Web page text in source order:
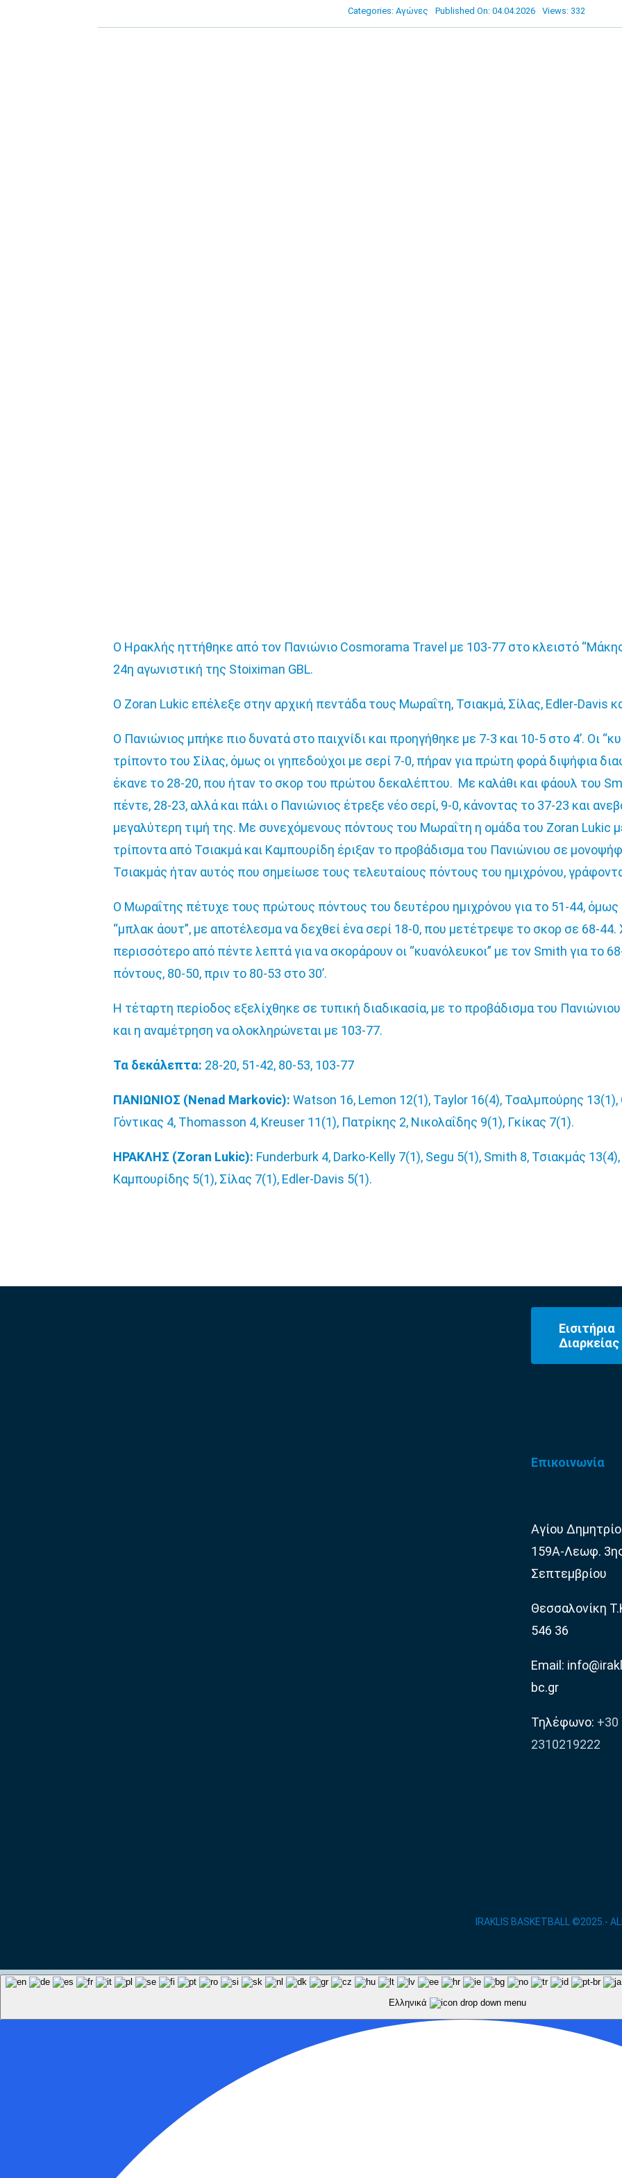
Categories: Αγώνες Published On: 04.04.2026 Views: 332
Ο Ηρακλής ηττήθηκε από τον Πανιώνιο Cosmorama Travel με 103-77 στο κλειστό
24η αγωνιστική της Stoiximan GBL.
Ο Zoran Lukic επέλεξε στην αρχική πεντάδα τους Μωραΐτη, Τσιακμά, Σίλας, Edler-Davis
Ο Πανιώνιος μπήκε πιο δυνατά στο παιχνίδι και προηγήθηκε με 7-3 και 10-5 στο 4’. Οι
τρίποντο του Σίλας, όμως οι γηπεδούχοι με σερί 7-0, πήραν για πρώτη φορά διψήφια
έκανε το 28-20, που ήταν το σκορ του πρώτου δεκαλέπτου. Με καλάθι και φάουλ του
πέντε, 28-23, αλλά και πάλι ο Πανιώνιος έτρεξε νέο σερί, 9-0, κάνοντας το 37-23 και
μεγαλύτερη τιμή της. Με συνεχόμενους πόντους του Μωραΐτη η ομάδα του Zoran Lukic
τρίποντα από Τσιακμά και Καμπουρίδη έριξαν το προβάδισμα του Πανιώνιου σε
Τσιακμάς ήταν αυτός που σημείωσε τους τελευταίους πόντους του ημιχρόνου,
Ο Μωραΐτης πέτυχε τους πρώτους πόντους του δευτέρου ημιχρόνου για το 51-44,
“μπλακ άουτ”, με αποτέλεσμα να δεχθεί ένα σερί 18-0, που μετέτρεψε το σκορ σε 68-
περισσότερο από πέντε λεπτά για να σκοράρουν οι “κυανόλευκοι” με τον Smith για το
πόντους, 80-50, πριν το 80-53 στο 30’.
Η τέταρτη περίοδος εξελίχθηκε σε τυπική διαδικασία, με το προβάδισμα του
και η αναμέτρηση να ολοκληρώνεται με 103-77.
Τα δεκάλεπτα: 28-20, 51-42, 80-53, 103-77
ΠΑΝΙΩΝΙΟΣ (Nenad Markovic): Watson 16, Lemon 12(1), Taylor 16(4), Τσαλμπούρης
Γόντικας 4, Thomasson 4, Kreuser 11(1), Πατρίκης 2, Νικολαΐδης 9(1), Γκίκας 7(1).
ΗΡΑΚΛΗΣ (Zoran Lukic): Funderburk 4, Darko-Kelly 7(1), Segu 5(1), Smith 8, Τσιακμάς
Καμπουρίδης 5(1), Σίλας 7(1), Edler-Davis 5(1).
Εισιτήρια
Διαρκείας
Επικοινωνία
Αγίου
159Α-Λεωφ.
Σεπτεμβρίου
Θεσσαλονίκη
546 36
Email:
bc.gr
Τηλέφωνο: +30
2310219222
IRAKLIS BASKETBALL ©2025.-
Ελληνικά